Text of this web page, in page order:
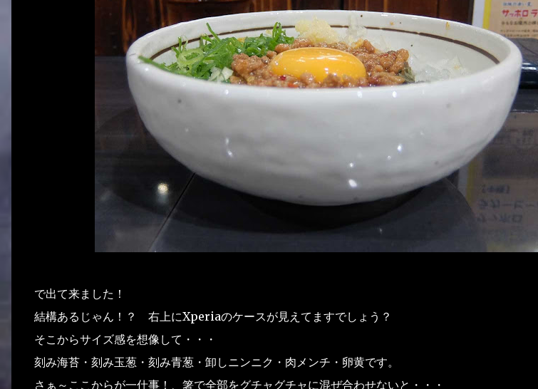
で出て来ました！
結構あるじゃん！？ 右上にXperiaのケースが見えてますでしょう？
そこからサイズ感を想像して・・・
刻み海苔・刻み玉葱・刻み青葱・卸しニンニク・肉メンチ・卵黄です。
さぁ～ここからが一仕事！、箸で全部をグチャグチャに混ぜ合わせないと・・・